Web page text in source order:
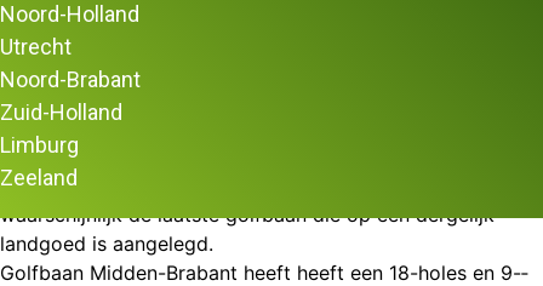
Noord-Holland
Utrecht
Noord-Brabant
Zuid-Holland
Limburg
Zeeland
Golfbaan Midden-Brabant heeft een geweldige uit­straling
door zijn mooie ligging, ingepast in het typische Brabantse
coulissen landschap. De locatie, op het Landgoed “de
Utrecht”, is uniek!
Golfbaan Midden-Brabant
De locatie, op het Landgoed “de Utrecht”, is uniek! Het is
waarschijnlijk de laatste golf­baan die op een dergelijk
landgoed is aange­legd.
Golfbaan Midden-Brabant heeft heeft een 18-­holes en 9-­